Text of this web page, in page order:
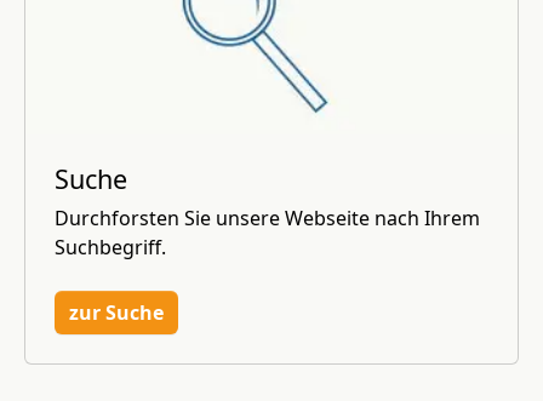
Suche
Durchforsten Sie unsere Webseite nach Ihrem
Suchbegriff.
zur Suche